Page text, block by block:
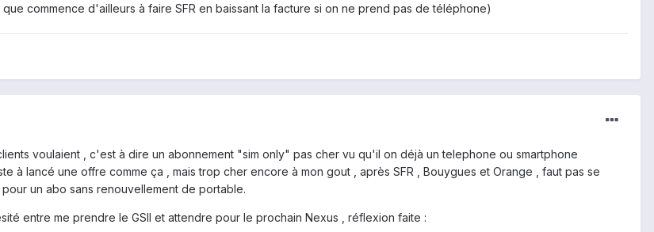
commence d'ailleurs à faire SFR en baissant la facture si on ne prend pas de téléphone)
voulaient , c'est à dire un abonnement "sim only" pas cher vu qu'il on déjà un telephone ou smartphone
à lancé une offre comme ça , mais trop cher encore à mon gout , après SFR , Bouygues et Orange , faut pas se
un abo sans renouvellement de portable.
entre me prendre le GSII et attendre pour le prochain Nexus , réflexion faite :